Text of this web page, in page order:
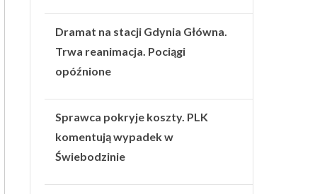
Dramat na stacji Gdynia Główna.
Trwa reanimacja. Pociągi
opóźnione
Sprawca pokryje koszty. PLK
komentują wypadek w
Świebodzinie